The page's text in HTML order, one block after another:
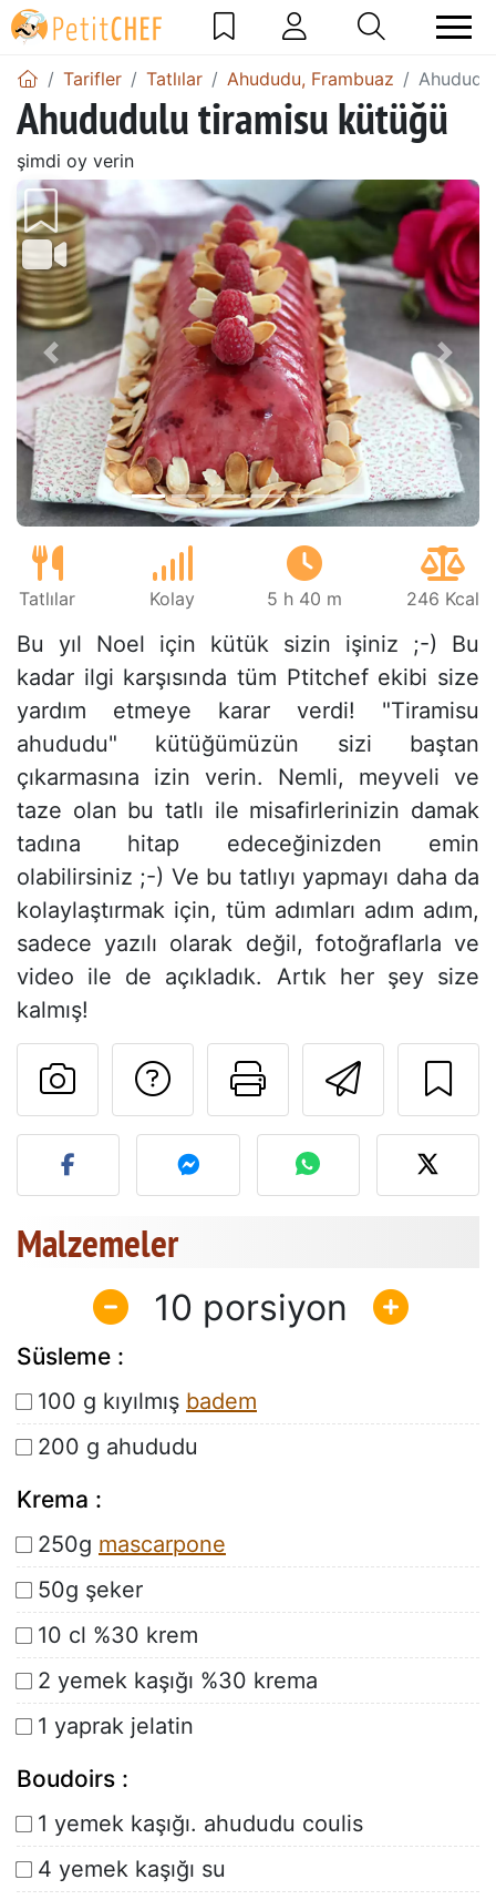
Tarifler Tatlılar Ahududu, Frambuaz
Ahududulu tiramisu kütüğü
şimdi oy verin
Önceki
Tatlılar Kolay 5 h 40 m 246 Kcal
Bu yıl Noel için kütük sizin işiniz ;-) Bu
kadar ilgi karşısında tüm Ptitchef ekibi size
yardım etmeye karar verdi! "Tiramisu
ahududu" kütüğümüzün sizi baştan
çıkarmasına izin verin. Nemli, meyveli ve
taze olan bu tatlı ile misafirlerinizin damak
tadına hitap edeceğinizden emin
olabilirsiniz ;-) Ve bu tatlıyı yapmayı daha da
kolaylaştırmak için, tüm adımları adım adım,
sadece yazılı olarak değil, fotoğraflarla ve
video ile de açıkladık. Artık her şey size
kalmış!
Bu sayfayı
Tarif sahibine bir
Bu tarifin fotoğrafını
Malzemeler
10
Süsleme :
100 g kıyılmış badem
200 g ahududu
Krema :
250g mascarpone
50g şeker
10 cl %30 krem
2 yemek kaşığı %30 krema
1 yaprak jelatin
Boudoirs :
1 yemek kaşığı. ahududu coulis
4 yemek kaşığı su